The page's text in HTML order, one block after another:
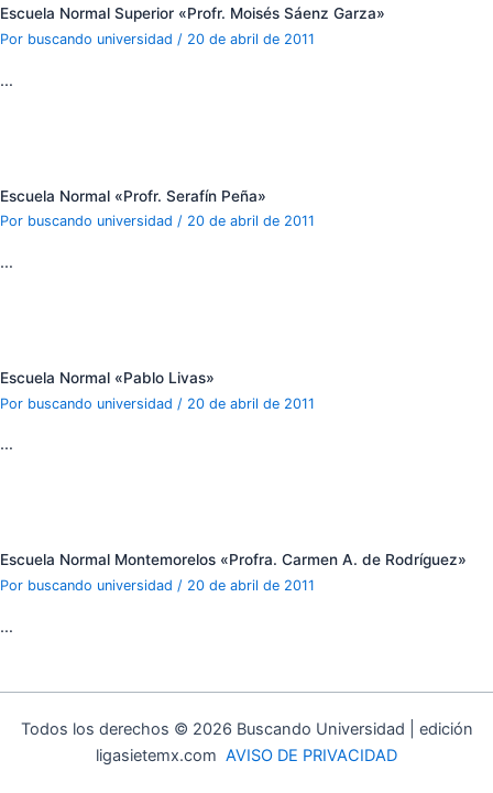
Escuela Normal Superior «Profr. Moisés Sáenz Garza»
Por buscando universidad / 20 de abril de 2011
…
Escuela Normal «Profr. Serafín Peña»
Por buscando universidad / 20 de abril de 2011
…
Escuela Normal «Pablo Livas»
Por buscando universidad / 20 de abril de 2011
…
Escuela Normal Montemorelos «Profra. Carmen A. de Rodríguez»
Por buscando universidad / 20 de abril de 2011
…
Todos los derechos © 2026 Buscando Universidad | edición
ligasietemx.com AVISO DE PRIVACIDAD